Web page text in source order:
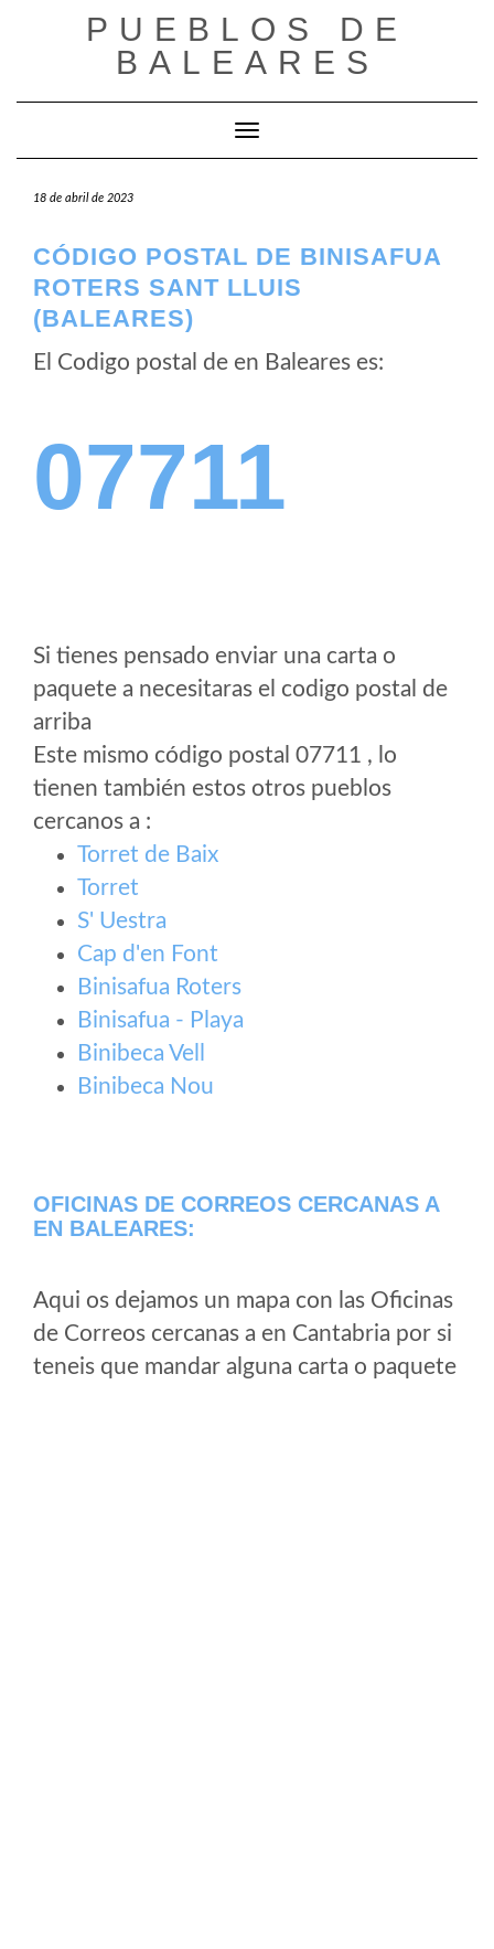
PUEBLOS DE
BALEARES
Cambiar modo de navegación
18 de abril de 2023
CÓDIGO POSTAL DE BINISAFUA
ROTERS SANT LLUIS
(BALEARES)
El Codigo postal de en Baleares es:
07711
Si tienes pensado enviar una carta o
paquete a necesitaras el codigo postal de
arriba
Este mismo código postal 07711 , lo
tienen también estos otros pueblos
cercanos a :
Torret de Baix
Torret
S' Uestra
Cap d'en Font
Binisafua Roters
Binisafua - Playa
Binibeca Vell
Binibeca Nou
OFICINAS DE CORREOS CERCANAS A
EN BALEARES:
Aqui os dejamos un mapa con las Oficinas
de Correos cercanas a en Cantabria por si
teneis que mandar alguna carta o paquete